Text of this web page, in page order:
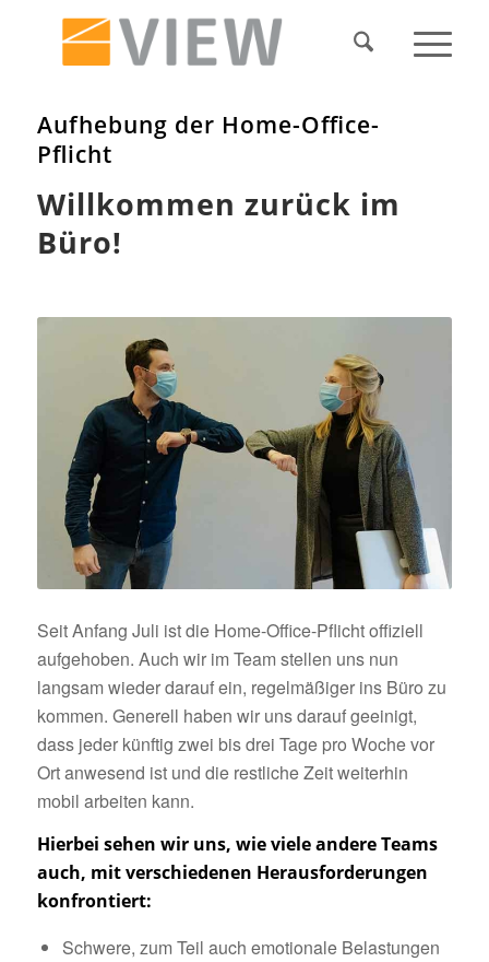
Aufhebung der Home-Office-
Pflicht
Willkommen zurück im
Büro!
Seit Anfang Juli ist die Home-Office-Pflicht offiziell
aufgehoben. Auch wir im Team stellen uns nun
langsam wieder darauf ein, regelmäßiger ins Büro zu
kommen. Generell haben wir uns darauf geeinigt,
dass jeder künftig zwei bis drei Tage pro Woche vor
Ort anwesend ist und die restliche Zeit weiterhin
mobil arbeiten kann.
Hierbei sehen wir uns, wie viele andere Teams
auch, mit verschiedenen Herausforderungen
konfrontiert:
Schwere, zum Teil auch emotionale Belastungen